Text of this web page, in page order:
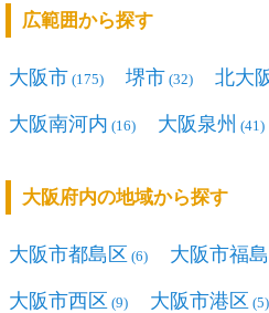
広範囲から探す
大阪市 (175) 堺市 (32) 北大
大阪南河内 (16) 大阪泉州 (41)
大阪府内の地域から探す
大阪市都島区 (6) 大阪市福
大阪市西区 (9) 大阪市港区 (5)